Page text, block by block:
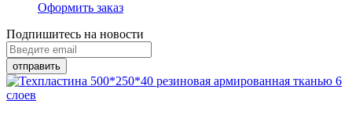
Оформить заказ
Подпишитесь на новости